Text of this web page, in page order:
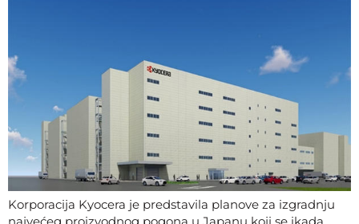
Korporacija Kyocera je predstavila planove za izgradnju